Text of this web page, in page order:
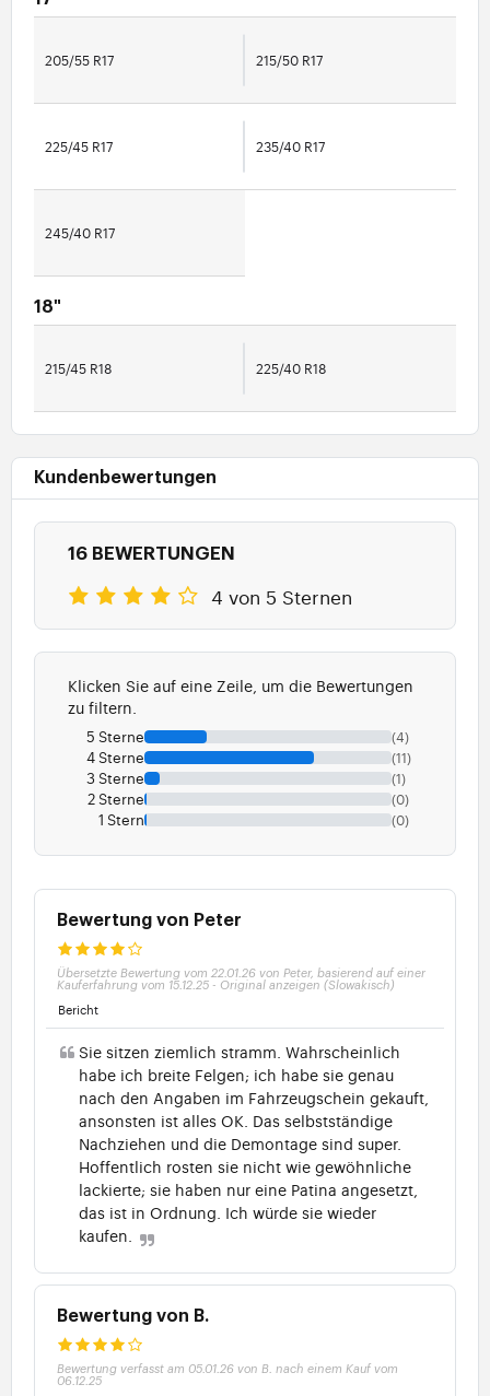
205/55 R17 215/50 R17
225/45 R17 235/40 R17
245/40 R17
18"
215/45 R18 225/40 R18
Kundenbewertungen
16 BEWERTUNGEN
4 von 5 Sternen
Klicken Sie auf eine Zeile, um die Bewertungen
zu filtern.
5 Sterne (4)
4 Sterne (11)
3 Sterne (1)
2 Sterne (0)
1 Stern (0)
Bewertung von Peter
Übersetzte Bewertung vom 22.01.26 von Peter, basierend auf einer
Kauferfahrung vom 15.12.25 - Original anzeigen (Slowakisch)
Bericht
Sie sitzen ziemlich stramm. Wahrscheinlich
habe ich breite Felgen; ich habe sie genau
nach den Angaben im Fahrzeugschein gekauft,
ansonsten ist alles OK. Das selbstständige
Nachziehen und die Demontage sind super.
Hoffentlich rosten sie nicht wie gewöhnliche
lackierte; sie haben nur eine Patina angesetzt,
das ist in Ordnung. Ich würde sie wieder
kaufen.
Bewertung von B.
Bewertung verfasst am 05.01.26 von B. nach einem Kauf vom
06.12.25